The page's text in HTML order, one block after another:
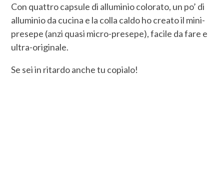
Con quattro capsule di alluminio colorato, un po’ di
alluminio da cucina e la colla caldo ho creato il mini-
presepe (anzi quasi micro-presepe), facile da fare e
ultra-originale.
Se sei in ritardo anche tu copialo!